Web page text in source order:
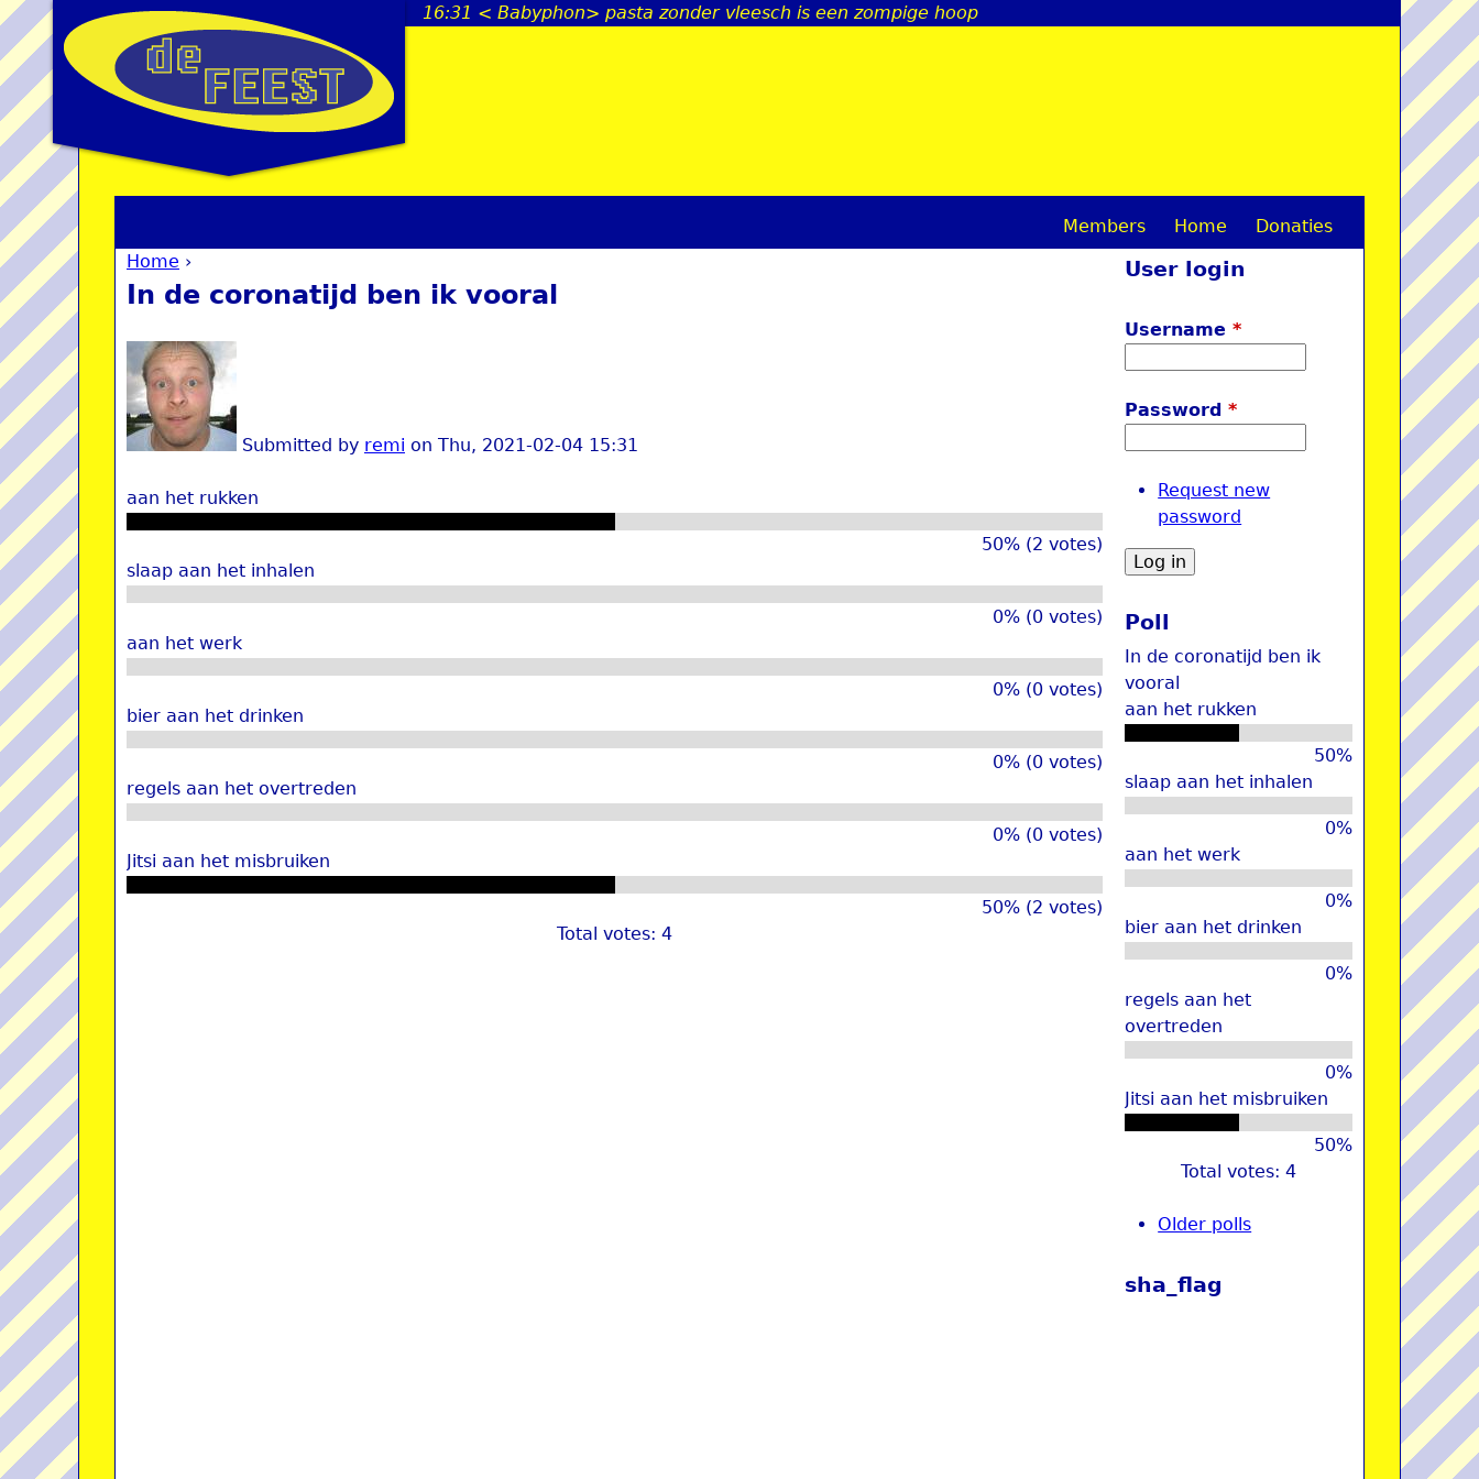
Jump to navigation
16:31 < Babyphon> pasta zonder vleesch is een zompige hoop
You are here
Home ›
In de coronatijd ben ik vooral
Submitted by remi on Thu, 2021-02-04 15:31
aan het rukken
50% (2 votes)
slaap aan het inhalen
0% (0 votes)
aan het werk
0% (0 votes)
bier aan het drinken
0% (0 votes)
regels aan het overtreden
0% (0 votes)
Jitsi aan het misbruiken
50% (2 votes)
Total votes: 4
M
u
Members Home Donaties
User login
Username*
Password*
Request new
password
Poll
In de coronatijd ben ik
vooral
aan het rukken
50%
slaap aan het inhalen
0%
aan het werk
0%
bier aan het drinken
0%
regels aan het
overtreden
0%
Jitsi aan het misbruiken
50%
Total votes: 4
Older polls
sha_flag